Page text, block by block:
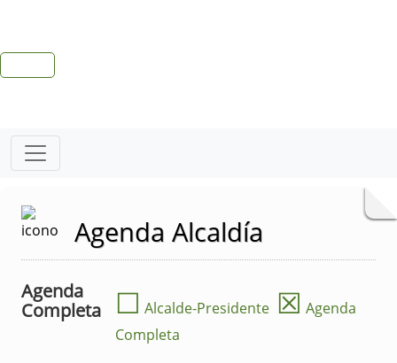
Agenda Alcaldía
Agenda
Completa
☐ Alcalde-Presidente ☒ Agenda
Completa